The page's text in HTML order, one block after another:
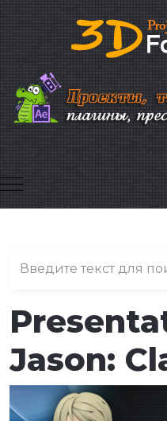
Mobile Menu Toggle
Jason: